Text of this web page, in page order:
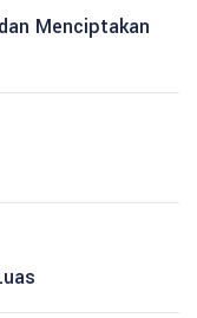
Menciptakan